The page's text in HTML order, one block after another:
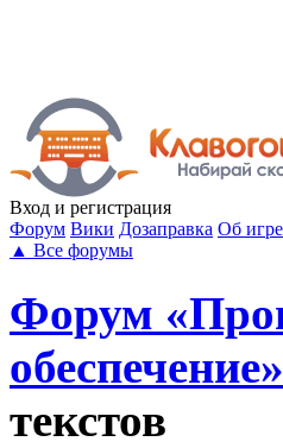
Вход и регистрация
Форум Вики Дозаправка Об игре
▲ Все форумы
Форум
обеспечение»
текстов